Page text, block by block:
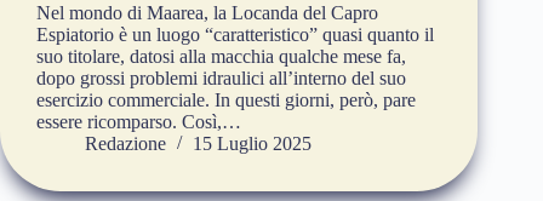
Nel mondo di Maarea, la Locanda del Capro
Espiatorio è un luogo “caratteristico” quasi quanto il
suo titolare, datosi alla macchia qualche mese fa,
dopo grossi problemi idraulici all’interno del suo
esercizio commerciale. In questi giorni, però, pare
essere ricomparso. Così,…
Redazione
15 Luglio 2025